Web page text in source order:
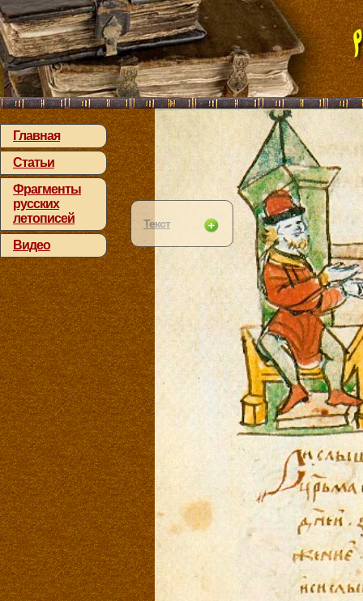
Главная
Статьи
Фрагменты
русских
летописей
Видео
Текст